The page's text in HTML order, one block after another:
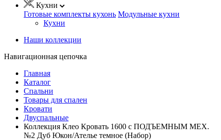
Кухни
Готовые комплекты кухонь Модульные кухни
Кухни
Наши коллекции
Навигационная цепочка
Главная
Каталог
Спальни
Товары для спален
Кровати
Двуспальные
Коллекция Клео Кровать 1600 с ПОДЪЕМНЫМ МЕХ.
№2 Дуб Юкон/Ателье темное (Набор)